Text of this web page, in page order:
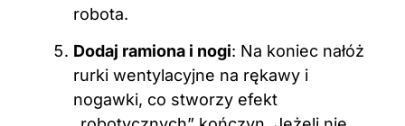
robota.
Dodaj ramiona i nogi: Na koniec nałóż
rurki wentylacyjne na rękawy i
nogawki, co stworzy efekt